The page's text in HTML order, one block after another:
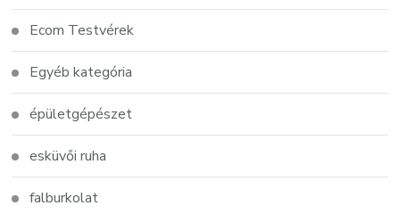
Ecom Testvérek
Egyéb kategória
épületgépészet
esküvői ruha
falburkolat